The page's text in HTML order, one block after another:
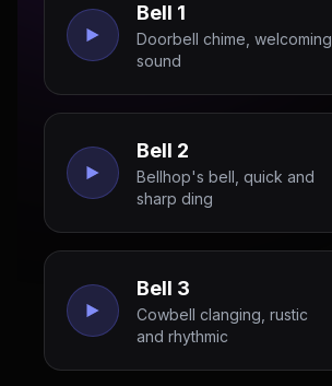
Bell 1
Doorbell chime, welcoming
sound
Bell 2
Bellhop's bell, quick and
sharp ding
Bell 3
Cowbell clanging, rustic
and rhythmic